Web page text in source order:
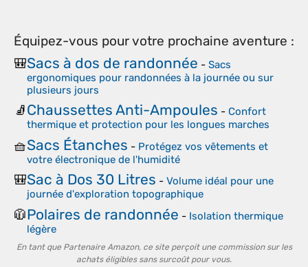
Équipez-vous pour votre prochaine aventure :
🎒Sacs à dos de randonnée - Sacs
ergonomiques pour randonnées à la journée ou sur
plusieurs jours
🧦Chaussettes Anti-Ampoules - Confort
thermique et protection pour les longues marches
🧺Sacs Étanches - Protégez vos vêtements et
votre électronique de l'humidité
🎒Sac à Dos 30 Litres - Volume idéal pour une
journée d'exploration topographique
🧥Polaires de randonnée - Isolation thermique
légère
En tant que Partenaire Amazon, ce site perçoit une commission sur les
achats éligibles sans surcoût pour vous.